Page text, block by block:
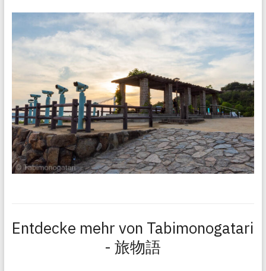
Entdecke mehr von Tabimonogatari
- 旅物語